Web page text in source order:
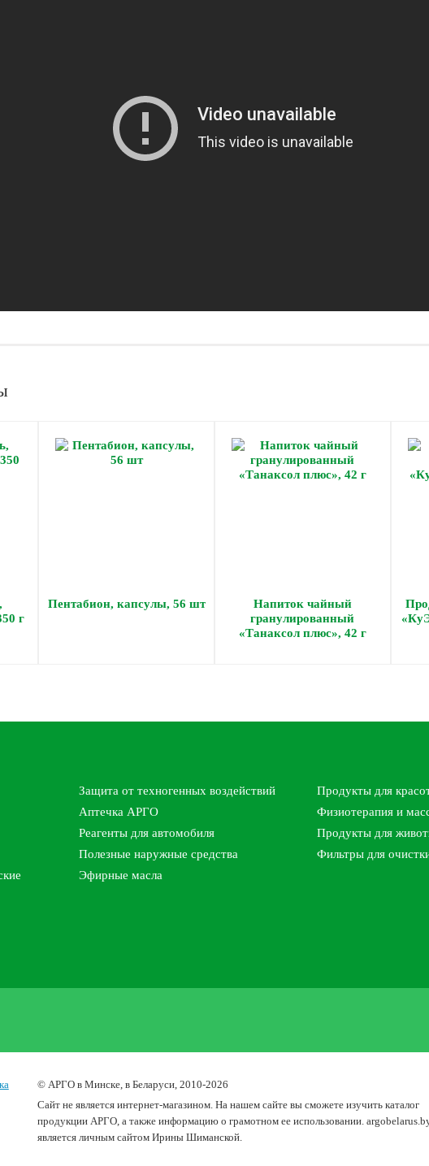
г
Пентабион, капсулы, 56 шт
Напиток чайный
гранулированный
«Танаксол плюс», 42 г
Защита от техногенных воздействий
Продукты для
Аптечка АРГО
Физиотерапия и
Реагенты для автомобиля
Продукты для
Полезные наружные средства
Фильтры для
Эфирные масла
© АРГО в Минске, в Беларуси, 2010-2026
Cайт не является интернет-магазином. На нашем сайте вы сможете изучить каталог
продукции АРГО, а также информацию о грамотном ее использовании.
является личным сайтом Ирины Шиманской.